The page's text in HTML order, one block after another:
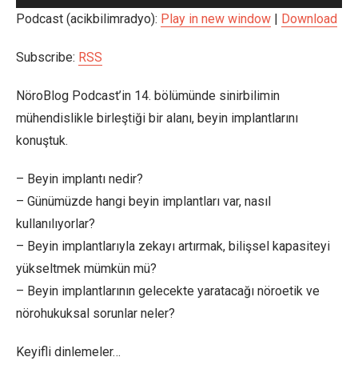
oynatıcı
Podcast (acikbilimradyo): Play in new window Download
Subscribe: RSS
NöroBlog Podcast’in 14. bölümünde sinirbilimin
mühendislikle birleştiği bir alanı, beyin implantlarını
konuştuk.
– Beyin implantı nedir?
– Günümüzde hangi beyin implantları var, nasıl
kullanılıyorlar?
– Beyin implantlarıyla zekayı artırmak, bilişsel kapasiteyi
yükseltmek mümkün mü?
– Beyin implantlarının gelecekte yaratacağı nöroetik ve
nörohukuksal sorunlar neler?
Keyifli dinlemeler…